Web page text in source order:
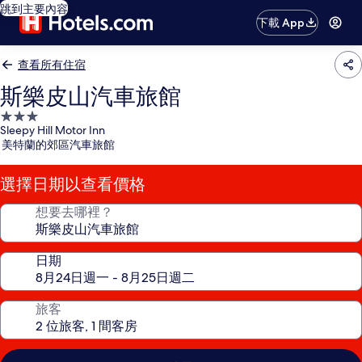
跳到主要內容
下載 App
查看所有住宿
斯樂皮山汽車旅館
3.0
星
級
住
宿
Sleepy Hill Motor Inn
美特蘭的郊區汽車旅館
選擇日期以查看價格
想要去哪裡？
日期
旅客